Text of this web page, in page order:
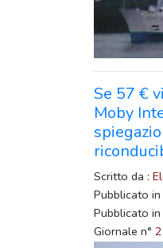
Se 57 €
Moby
Scritto da :
Pubblicato
Pubblicato
Giornale n°